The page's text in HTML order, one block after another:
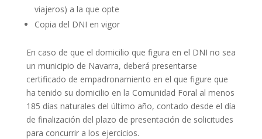
viajeros) a la que opte
Copia del DNI en vigor
En caso de que el domicilio que figura en el DNI no sea
un municipio de Navarra, deberá presentarse
certificado de empadronamiento en el que figure que
ha tenido su domicilio en la Comunidad Foral al menos
185 días naturales del último año, contado desde el día
de finalización del plazo de presentación de solicitudes
para concurrir a los ejercicios.